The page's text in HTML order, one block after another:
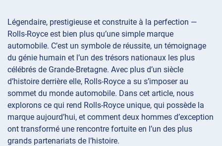
Légendaire, prestigieuse et construite à la perfection —
Rolls-Royce est bien plus qu’une simple marque
automobile. C’est un symbole de réussite, un témoignage
du génie humain et l’un des trésors nationaux les plus
célébrés de Grande-Bretagne. Avec plus d’un siècle
d’histoire derrière elle, Rolls-Royce a su s’imposer au
sommet du monde automobile. Dans cet article, nous
explorons ce qui rend Rolls-Royce unique, qui possède la
marque aujourd’hui, et comment deux hommes d’exception
ont transformé une rencontre fortuite en l’un des plus
grands partenariats de l’histoire.